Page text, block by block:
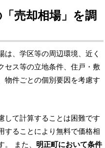
売却相場」を調
、学区等の周辺環境、近く
セス等の立地条件、住戸・敷
物件ごとの個別要因を考慮す
して計算することは困難です
することにより無料で価格相
また、 明正町において条件